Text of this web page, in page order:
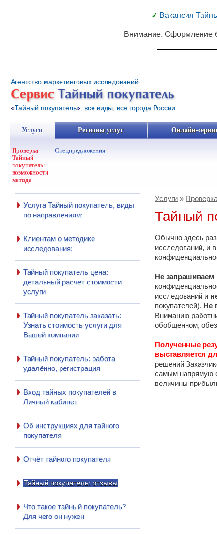
✓ Вакансия
Внимание: Оформление
Агентство маркетинговых исследований
«Тайный покупатель»: все виды все города России
Услуги
Услуги Регионы услуг
Регионы услуг Онлайн-
Онлайн-
Проверка
Тайный
покупатель:
возможности
метода
Спецпредложения
Услуга Тайный покупатель, виды
по направлениям:
Клиентам о методике
исследования:
Тайный покупатель цена:
детальный расчет стоимости
услуги
Тайный покупатель заказать:
Узнать стоимость услуги для
Вашей компании
Тайный покупатель: работа
удалённо, регистрация
Вход тайных покупателей в
Личный кабинет
Об инструкциях для тайного
покупателя
Отчёт тайного покупателя
Тайный покупатель: отзывы
Что такое тайный покупатель?
Для чего он нужен
Услуги »
Тайный
Обычно здесь
исследований, и
Не
исследований и
покупателей). Не
Вниманию
обобщенном,
Полученные
выставляется
решений
самым напрямую
величины